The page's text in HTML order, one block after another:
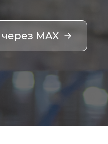
через MAX